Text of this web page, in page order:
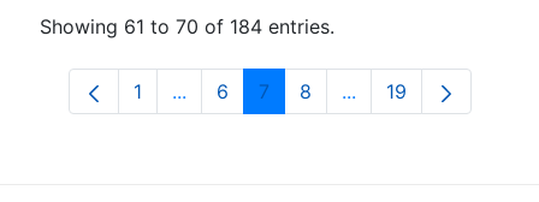
Showing 61 to 70 of 184 entries.
Page
1 ...Intermediate Pages Use TAB to
Page
6 Page
7 Page
8 ...Intermediate Pages
Page
19